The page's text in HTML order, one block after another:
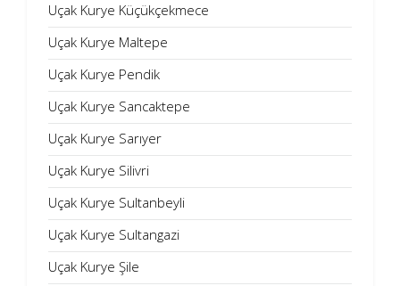
Uçak Kurye Küçükçekmece
Uçak Kurye Maltepe
Uçak Kurye Pendik
Uçak Kurye Sancaktepe
Uçak Kurye Sarıyer
Uçak Kurye Silivri
Uçak Kurye Sultanbeyli
Uçak Kurye Sultangazi
Uçak Kurye Şile